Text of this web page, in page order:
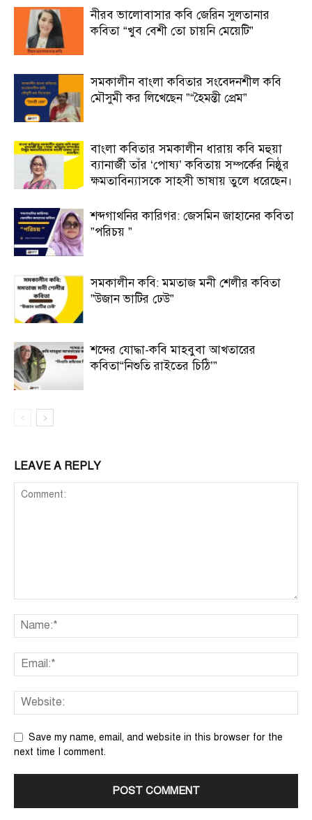
নীরব ভালোবাসার কবি জেরিন সুলতানার
কবিতা “খুব বেশী তো চায়নি মেয়েটি”
সমকালীন বাংলা কবিতার সংবেদনশীল কবি
মৌসুমী কর লিখেছেন ”“হৈমন্তী প্রেম”
বাংলা কবিতার সমকালীন ধারায় কবি মহুয়া
ব্যানার্জী তাঁর ‘পোষ্য’ কবিতায় সম্পর্কের নিষ্ঠুর
ক্ষমতাবিন্যাসকে সাহসী ভাষায় তুলে ধরেছেন।
শব্দগাথনির কারিগর: জেসমিন জাহানের কবিতা
”পরিচয় ”
সমকালীন কবি: মমতাজ মনী শেলীর কবিতা
”উজান ভাটির ঢেউ”
শব্দের যোদ্ধা-কবি মাহবুবা আখতারের
কবিতা“নিশুতি রাইতের চিঠি’”
LEAVE A REPLY
Save my name, email, and website in this browser for the
next time I comment.